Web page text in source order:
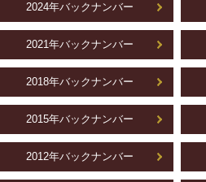
2024年バックナンバー
2021年バックナンバー
2018年バックナンバー
2015年バックナンバー
2012年バックナンバー